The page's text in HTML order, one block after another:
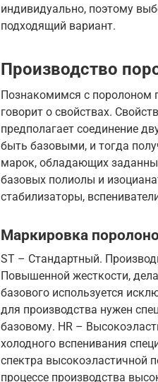
индивидуально, поэтому
подходящий вариант.
Производство
Познакомимся с поролоном
говорит о свойствах.
предполагает соединение
быть базовыми, и тогда
марок, обладающих
базовых полиолы и
стабилизаторы,
Маркировка
ST – Стандартный.
Повышенной жесткости,
базового используется
для производства нужен
базовому. HR –
холодного вспенивания
спектра высокоэластичной
процессе производства